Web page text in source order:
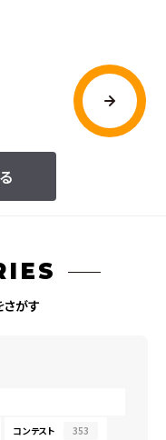
さがす
コンテスト 353